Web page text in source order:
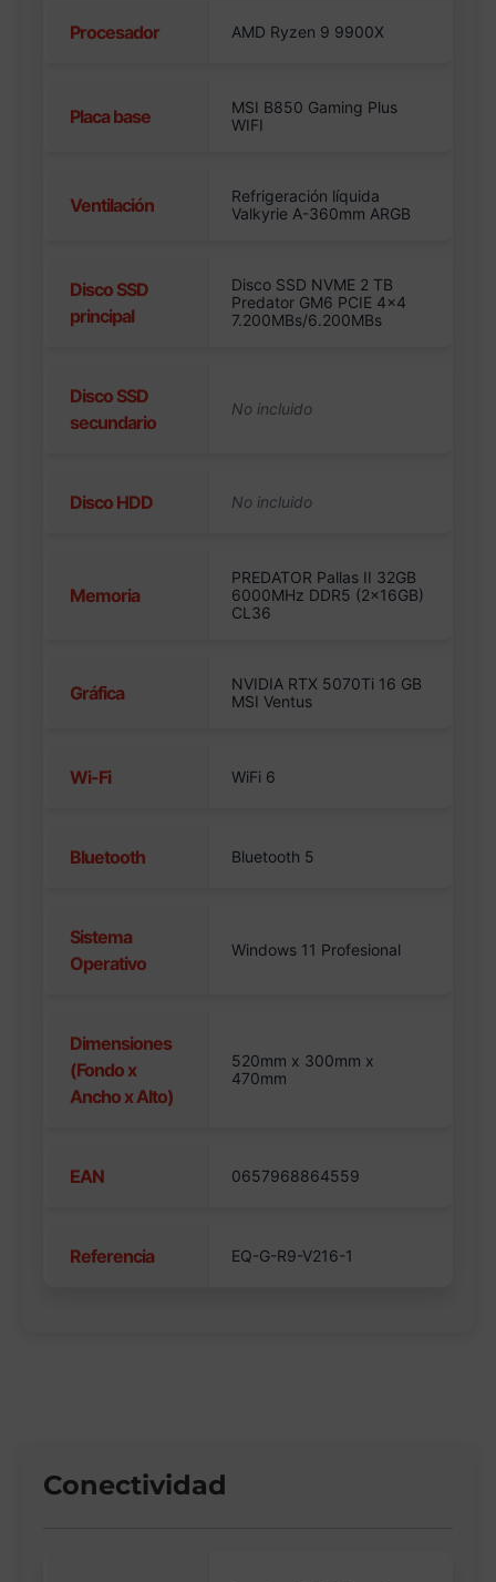
Procesador AMD Ryzen 9 9900X
Placa base
MSI B850 Gaming Plus
WIFI
Ventilación
Refrigeración líquida
Valkyrie A-360mm ARGB
Disco SSD
principal
Disco SSD NVME 2 TB
Predator GM6 PCIE 4×4
7.200MBs/6.200MBs
Disco SSD
secundario
Disco HDD
Memoria
PREDATOR Pallas II 32GB
6000MHz DDR5 (2x16GB)
CL36
Gráfica
NVIDIA RTX 5070Ti 16 GB
MSI Ventus
Wi-Fi WiFi 6
Bluetooth Bluetooth 5
Sistema
Operativo
Windows 11 Profesional
Dimensiones
(Fondo x
Ancho x Alto)
520mm x 300mm x
470mm
EAN 0657968864559
Referencia EQ-G-R9-V216-1
Conectividad